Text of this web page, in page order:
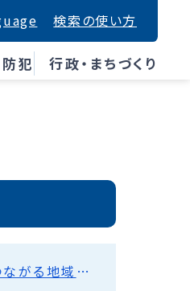
防犯 行政・まちづくり
検索の使い方
フェリー等でつながる地域でのイベント出展等助成